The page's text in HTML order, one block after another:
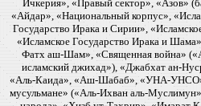
Ичкерия», «Правый сектор», «Азов»
«Айдар», «Национальный корпус»,
Государство Ирака и Сирии»,
«Исламское Государство Ирака и
Фатх аш-Шам», «Священная война»
исламский джихад»), «Джабхат ан-
«Аль-Каида», «Аш-Шабаб», «УНА-
мусульмане» («Аль-Ихван аль-